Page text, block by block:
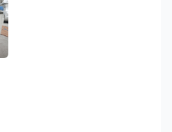
IMAGE 1